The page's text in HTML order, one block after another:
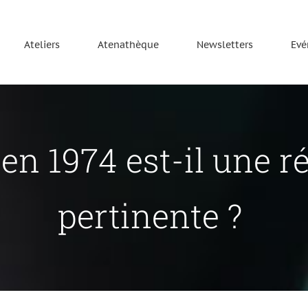
Ateliers Atenathèque Newsletters
1974 est-il une
pertinente ?